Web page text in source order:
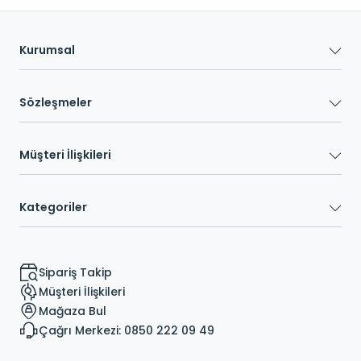
Kurumsal
Sözleşmeler
Müşteri İlişkileri
Kategoriler
Sipariş Takip
Müşteri İlişkileri
Mağaza Bul
Çağrı Merkezi: 0850 222 09 49